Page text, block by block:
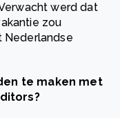
werd dat
zou
Nederlandse
te maken met